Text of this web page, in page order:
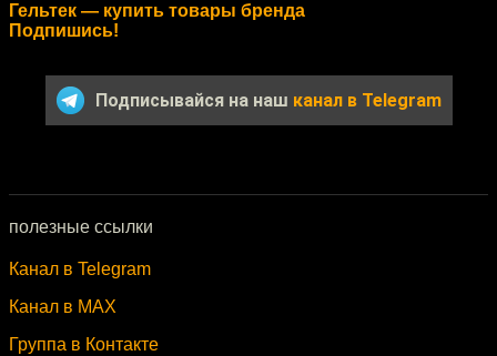
Гельтек — купить товары бренда
Подпишись!
Подписывайся на наш канал в Telegram
полезные ссылки
Канал в Telegram
Канал в MAX
Группа в Контакте